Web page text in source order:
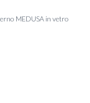
MEDUSA in vetro